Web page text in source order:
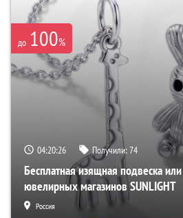
до 100%
04:20:25 Получили:74
Бесплатная изящная подвеска
ювелирных магазинов SUNLIGHT
Россия